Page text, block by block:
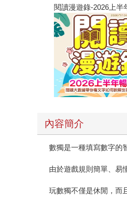
閱讀漫遊錄-2026上半
內容簡介
數獨是一種填寫數字的
由於遊戲規則簡單、易
玩數獨不僅是休閒，而